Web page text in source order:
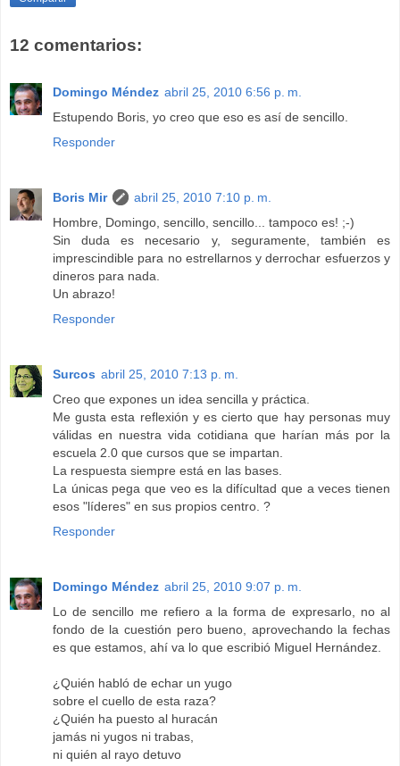
12 comentarios:
Domingo Méndez abril 25, 2010 6:56 p. m.
Estupendo Boris, yo creo que eso es así de sencillo.
Responder
Boris Mir
abril 25, 2010 7:10 p. m.
Hombre, Domingo, sencillo, sencillo... tampoco es! ;-)
Sin duda es necesario y, seguramente, también es
imprescindible para no estrellarnos y derrochar esfuerzos y
dineros para nada.
Un abrazo!
Responder
Surcos abril 25, 2010 7:13 p. m.
Creo que expones un idea sencilla y práctica.
Me gusta esta reflexión y es cierto que hay personas muy
válidas en nuestra vida cotidiana que harían más por la
escuela 2.0 que cursos que se impartan.
La respuesta siempre está en las bases.
La únicas pega que veo es la difícultad que a veces tienen
esos "líderes" en sus propios centro. ?
Responder
Domingo Méndez abril 25, 2010 9:07 p. m.
Lo de sencillo me refiero a la forma de expresarlo, no al
fondo de la cuestión pero bueno, aprovechando la fechas
es que estamos, ahí va lo que escribió Miguel Hernández.
¿Quién habló de echar un yugo
sobre el cuello de esta raza?
¿Quién ha puesto al huracán
jamás ni yugos ni trabas,
ni quién al rayo detuvo